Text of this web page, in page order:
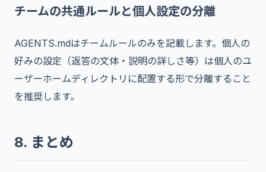
チームの共通ルールと個人設定の分離
AGENTS.mdはチームルールのみを記載します。個人の
好みの設定（返答の文体・説明の詳しさ等）は個人のユ
ーザーホームディレクトリに配置する形で分離すること
を推奨します。
8. まとめ